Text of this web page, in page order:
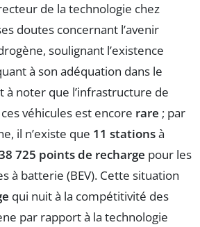
de la technologie chez
doutes concernant l’avenir
soulignant l’existence
à son adéquation dans le
à noter que l’infrastructure de
véhicules est encore rare ; par
il n’existe que 11 stationsà
725 points de recharge pour les
à batterie (BEV). Cette situation
qui nuit à la compétitivité des
par rapport à la technologie